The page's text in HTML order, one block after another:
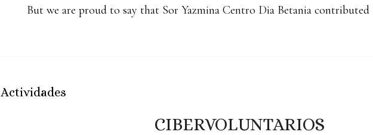
But we are proud to say that Sor Yazmina Centro Dia Betania contributed
Actividades
CIBERVOLUNTARIOS